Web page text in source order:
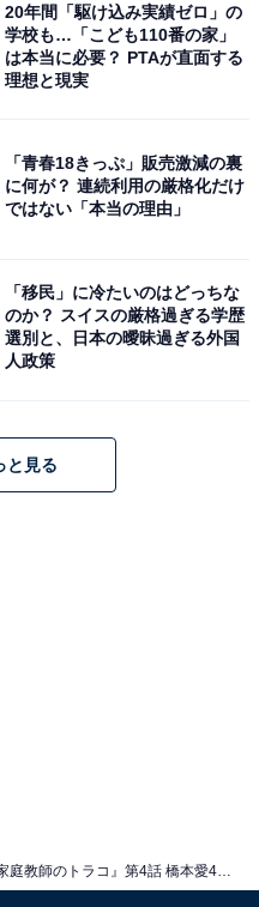
一体何が？
ゃない、自分は正しい、
親・真希が、本当は家族
んな家族がいることが幸
た第4話。
くれるんだね」「トラコ
全ての人に聴いてほし
正体に注目する声が寄せ
20年間「駆け込み実績ゼロ」の
学校も…「こども110番の家」
は本当に必要？ PTAが直面する
理想と現実
「青春18きっぷ」販売激減の裏
に何が？ 連続利用の厳格化だけ
ではない「本当の理由」
「移民」に冷たいのはどっちな
のか？ スイスの厳格過ぎる学歴
選別と、日本の曖昧過ぎる外国
人政策
と見る